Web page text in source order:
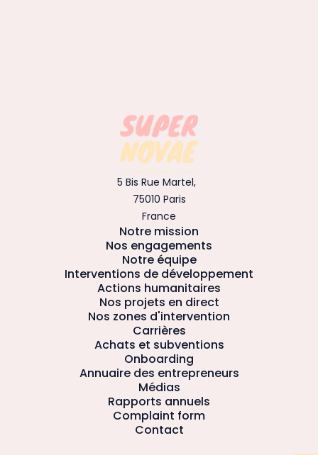
5 Bis Rue Martel,
75010 Paris
France
Notre mission
Nos engagements
Notre équipe
Interventions de développement
Actions humanitaires
Nos projets en direct
Nos zones d'intervention
Carrières
Achats et subventions
Onboarding
Annuaire des entrepreneurs
Médias
Rapports annuels
Complaint form
Contact